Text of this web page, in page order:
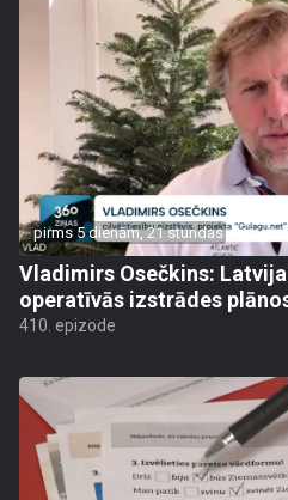
pirms 5 dienām, 21 stundas
Vladimirs Osečkins:
operatīvās izstrādes
410. epizode